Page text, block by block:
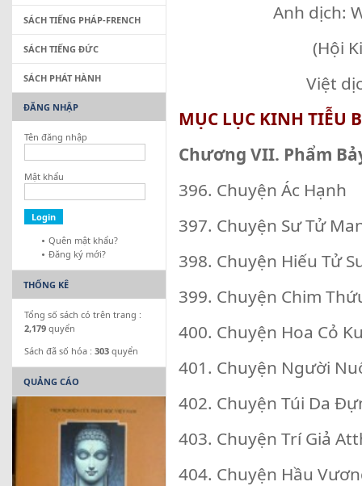
Anh dịch:
(Hội
Việt
MỤC LỤC KINH TIỄU
Chương VII. Phẩm
396. Chuyện Ác Hạnh
397. Chuyện Sư Tử
398. Chuyện Hiếu Tử
399. Chuyện Chim
400. Chuyện Hoa Cỏ
401. Chuyện Người
402. Chuyện Túi Da
403. Chuyện Trí Giả
404. Chuyện Hầu
SÁCH TIẾNG PHÁP-FRENCH
SÁCH TIẾNG ĐỨC
SÁCH PHÁT HÀNH
ĐĂNG NHẬP
Tên đăng nhập
Mật khẩu
Quên mật khẩu?
Đăng ký mới?
THỐNG KÊ
Tổng số sách có trên trang :
2,179 quyển
Sách đã số hóa : 303 quyển
QUẢNG CÁO